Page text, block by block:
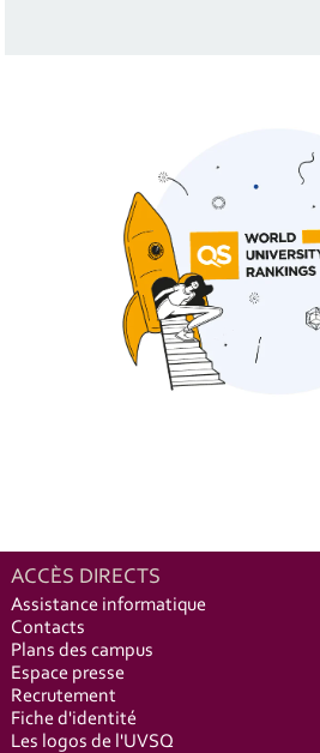
ACCÈS DIRECTS
Assistance informatique
Contacts
Plans des campus
Espace presse
Recrutement
Fiche d'identité
Les logos de l'UVSQ